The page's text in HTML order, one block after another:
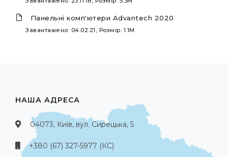
Панельні комп'ютери Advantech 2020
Завантажено: 04.02.21, Розмір: 1.1M
НАША АДРЕСА
04073, Київ, вул. Сирецька, 5
+380 (67) 327-5977 (КС)